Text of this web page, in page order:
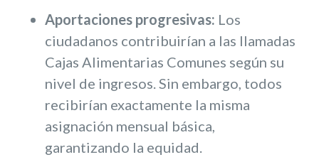
Aportaciones progresivas: Los
ciudadanos contribuirían a las llamadas
Cajas Alimentarias Comunes según su
nivel de ingresos. Sin embargo, todos
recibirían exactamente la misma
asignación mensual básica,
garantizando la equidad.